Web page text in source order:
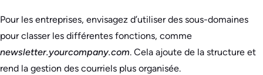
Pour les entreprises, envisagez d’utiliser des sous-domaines
pour classer les différentes fonctions, comme
newsletter.yourcompany.com. Cela ajoute de la structure et
rend la gestion des courriels plus organisée.